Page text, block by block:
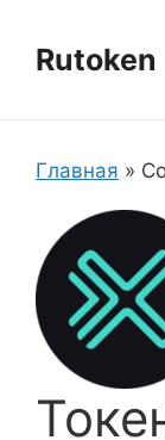
содержимому
Rutoken
Главная »